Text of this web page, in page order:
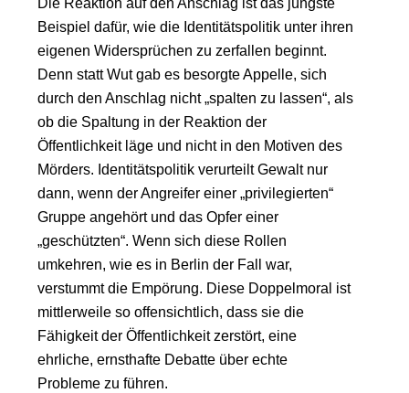
Die Reaktion auf den Anschlag ist das jüngste
Beispiel dafür, wie die Identitätspolitik unter ihren
eigenen Widersprüchen zu zerfallen beginnt.
Denn statt Wut gab es besorgte Appelle, sich
durch den Anschlag nicht „spalten zu lassen“, als
ob die Spaltung in der Reaktion der
Öffentlichkeit läge und nicht in den Motiven des
Mörders. Identitätspolitik verurteilt Gewalt nur
dann, wenn der Angreifer einer „privilegierten“
Gruppe angehört und das Opfer einer
„geschützten“. Wenn sich diese Rollen
umkehren, wie es in Berlin der Fall war,
verstummt die Empörung. Diese Doppelmoral ist
mittlerweile so offensichtlich, dass sie die
Fähigkeit der Öffentlichkeit zerstört, eine
ehrliche, ernsthafte Debatte über echte
Probleme zu führen.